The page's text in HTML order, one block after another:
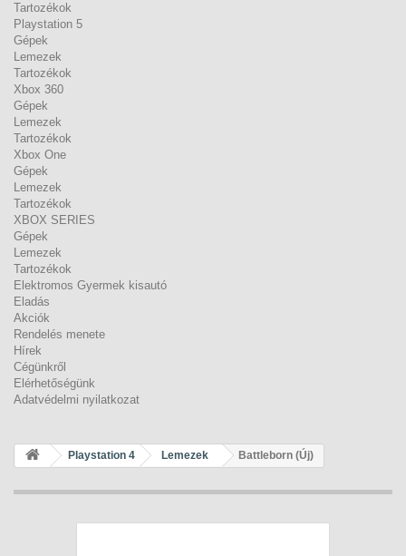
Tartozékok
Playstation 5
Gépek
Lemezek
Tartozékok
Xbox 360
Gépek
Lemezek
Tartozékok
Xbox One
Gépek
Lemezek
Tartozékok
XBOX SERIES
Gépek
Lemezek
Tartozékok
Elektromos Gyermek kisautó
Eladás
Akciók
Rendelés menete
Hírek
Cégünkről
Elérhetőségünk
Adatvédelmi nyilatkozat
Playstation 4 Lemezek Battleborn (Új)